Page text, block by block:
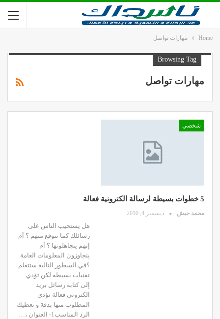
Home مهارات تواصل
Browsing Tag
مهارات تواصل
شخصي
5 خطوات بسيطة لرسالة الكترونية فعالة
محمد حبش ديسمبر 4, 2010
هل يستجيب الناس على
رسائلك كما تتوقع منهم ؟ أم
إنهم يتجاهلونها ؟ أم
يتجاوزون المعلومات العامة
؟في السطور التالية ستتعلم
تقنيات بسيطة لكن تؤدي
إلى كتابة رسائل بريد
الكتروني فعالة تؤدي
المطلوب منها بدقة و تعطيك
الرد المناسب1- العنوان ،…